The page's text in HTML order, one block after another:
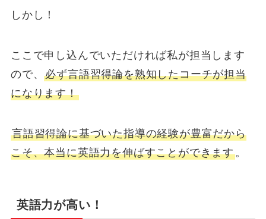
しかし！
ここで申し込んでいただければ私が担当します
ので、必ず言語習得論を熟知したコーチが担当
になります！
言語習得論に基づいた指導の経験が豊富だから
こそ、本当に英語力を伸ばすことができます。
英語力が高い！